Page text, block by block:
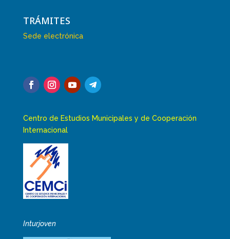
TRÁMITES
Sede electrónica
Centro de Estudios Municipales y de Cooperación
Internacional
Inturjoven